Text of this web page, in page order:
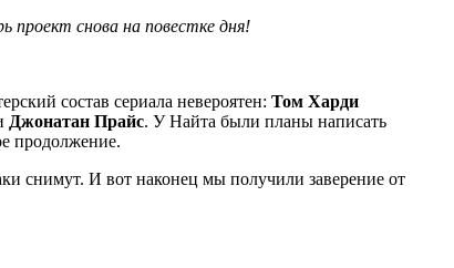
проект снова на повестке дня!
состав сериала невероятен: Том Харди
Джонатан Прайс. У Найта были планы написать
продолжение.
снимут. И вот наконец мы получили заверение от